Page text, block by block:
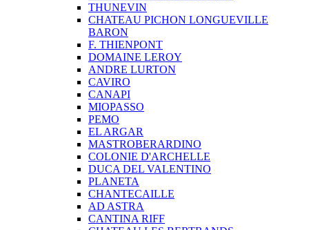
THUNEVIN
CHATEAU PICHON LONGUEVILLE
BARON
F. THIENPONT
DOMAINE LEROY
ANDRE LURTON
CAVIRO
CANAPI
MIOPASSO
PEMO
EL ARGAR
MASTROBERARDINO
COLONIE D'ARCHELLE
DUCA DEL VALENTINO
PLANETA
CHANTECAILLE
AD ASTRA
CANTINA RIFF